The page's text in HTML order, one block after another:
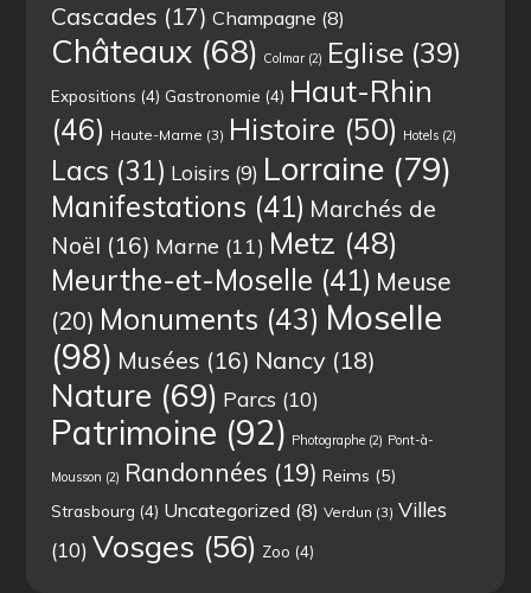
Cascades (17) Champagne (8)
Châteaux (68) Colmar (2) Eglise (39)
Expositions (4) Gastronomie (4) Haut-Rhin
(46) Haute-Marne (3) Histoire (50) Hotels (2)
Lacs (31) Loisirs (9) Lorraine (79)
Manifestations (41) Marchés de
Noël (16) Marne (11) Metz (48)
Meurthe-et-Moselle (41) Meuse
(20) Monuments (43) Moselle
(98) Musées (16) Nancy (18)
Nature (69) Parcs (10)
Patrimoine (92) Photographe (2) Pont-à-
Mousson (2) Randonnées (19) Reims (5)
Strasbourg (4) Uncategorized (8) Verdun (3) Villes
(10) Vosges (56) Zoo (4)